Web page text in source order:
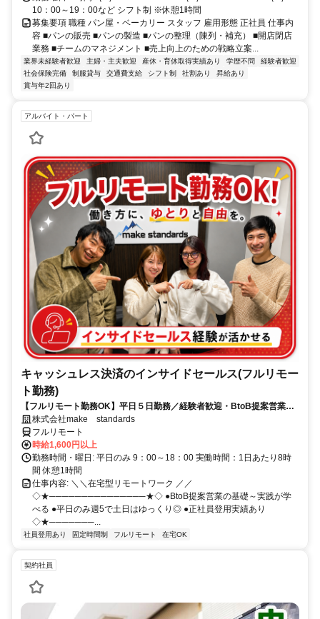
10：00～19：00など シフト制 ※休憩1時間
募集要項 職種 パン屋・ベーカリー スタッフ 雇用形態 正社員 仕事内
容 ■パンの販売 ■パンの製造 ■パンの整理（陳列・補充） ■開店閉店
業務 ■チームのマネジメント ■売上向上のための戦略立案...
業界未経験者歓迎 主婦・主夫歓迎 産休・育休取得実績あり 学歴不問
経験者歓迎
社会保険完備
制服貸与 交通費支給 シフト制 社割あり
昇給あり
賞与年2回あり
アルバイト・パート
キャッシュレス決済のインサイドセールス(フルリモー
ト勤務)
【フルリモート勤務OK】平日５日勤務／経験者歓迎・BtoB提案営業で
スキルアップ
株式会社make standards
フルリモート
時給1,600円以上
勤務時間・曜日: 平日のみ 9：00～18：00 実働時間：1日あたり8時
間 休憩1時間
仕事内容: ＼＼在宅型リモートワーク ／／
◇★───────────────★◇ ●BtoB提案営業の基礎～実践が学
べる ●平日のみ週5で土日はゆっくり◎ ●正社員登用実績あり
◇★───────...
社員登用あり 固定時間制 フルリモート 在宅OK
契約社員